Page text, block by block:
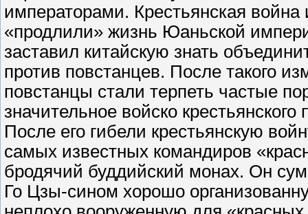
императорами. Крестьянская война
«продлили» жизнь Юаньской
заставил китайскую знать
против повстанцев. После такого
повстанцы стали терпеть частые
значительное войско
После его гибели крестьянскую
самых известных командиров
бродячий буддийский монах. Он
Го Цзы-сином хорошо